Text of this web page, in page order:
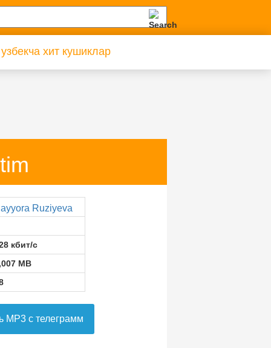
хит кушиклар
Ruziyeva
кбит/с
MB
MP3 с телеграмм